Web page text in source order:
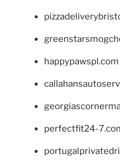
happypawspl.com
perfectfit24-